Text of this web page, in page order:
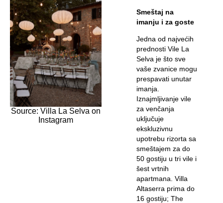
Source: Villa La Selva on
Instagram
Smeštaj na
imanju i za goste
Jedna od najvećih
prednosti Vile La
Selva je što sve
vaše zvanice mogu
prespavati unutar
imanja.
Iznajmljivanje vile
za venčanja
uključuje
ekskluzivnu
upotrebu rizorta sa
smeštajem za do
50 gostiju u tri vile i
šest vrtnih
apartmana. Villa
Altaserra prima do
16 gostiju; The